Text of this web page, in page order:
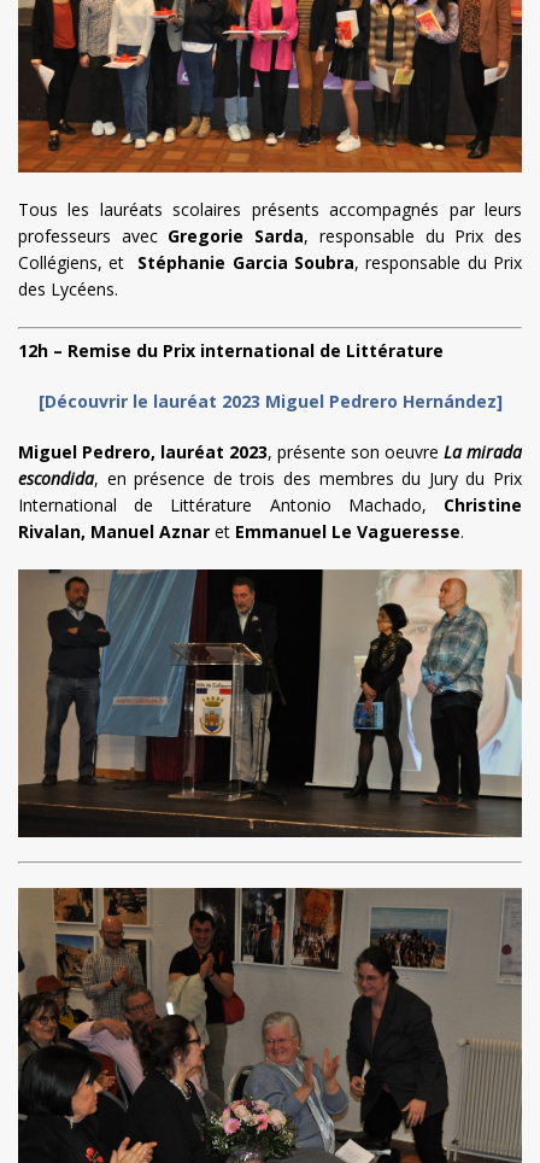
Tous les lauréats scolaires présents accompagnés par leurs
professeurs avec Gregorie Sarda, responsable du Prix des
Collégiens, et Stéphanie Garcia Soubra, responsable du Prix
des Lycéens.
12h – Remise du Prix international de Littérature
[Découvrir le lauréat 2023 Miguel Pedrero Hernández]
Miguel Pedrero, lauréat 2023, présente son oeuvre La mirada
escondida, en présence de trois des membres du Jury du Prix
International de Littérature Antonio Machado, Christine
Rivalan, Manuel Aznar et Emmanuel Le Vagueresse.